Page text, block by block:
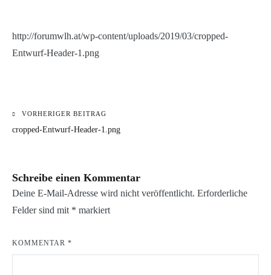
http://forumwlh.at/wp-content/uploads/2019/03/cropped-
Entwurf-Header-1.png
Beitragsnavigation
VORHERIGER BEITRAG
cropped-Entwurf-Header-1.png
Schreibe einen Kommentar
Deine E-Mail-Adresse wird nicht veröffentlicht. Erforderliche
Felder sind mit * markiert
KOMMENTAR *